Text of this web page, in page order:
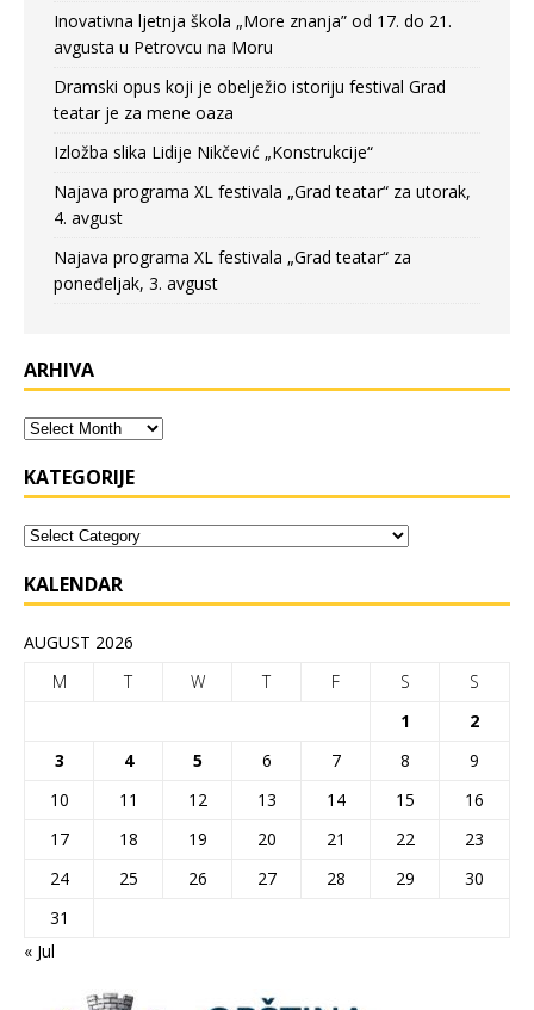
Inovativna ljetnja škola „More znanja” od 17. do 21.
avgusta u Petrovcu na Moru
Dramski opus koji je obelježio istoriju festival Grad
teatar je za mene oaza
Izložba slika Lidije Nikčević „Konstrukcije“
Najava programa XL festivala „Grad teatar“ za utorak,
4. avgust
Najava programa XL festivala „Grad teatar“ za
poneđeljak, 3. avgust
ARHIVA
KATEGORIJE
KALENDAR
AUGUST 2026
M
T W T F S
S
1
2
3
4 5 6 7 8
9
10
11 12 13 14 15
16
17
18 19 20 21 22
23
24
25 26 27 28 29
30
31
« Jul